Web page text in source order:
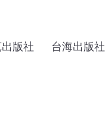
版社 台海出版社